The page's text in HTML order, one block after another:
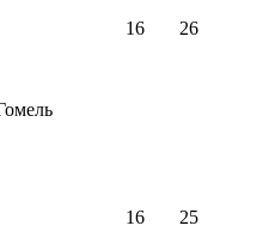
16 26
16 25